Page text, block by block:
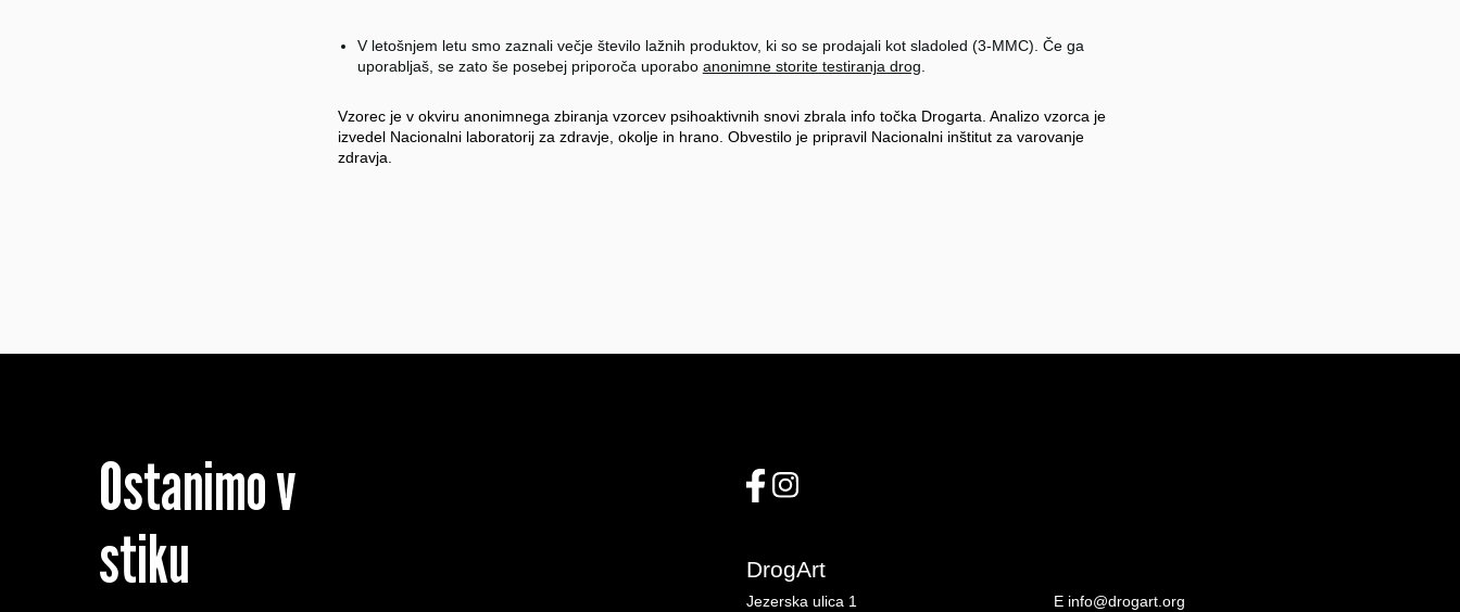
V letošnjem letu smo zaznali večje število lažnih produktov, ki so se prodajali kot sladoled (3-MMC). Če ga
uporabljaš, se zato še posebej priporoča uporabo anonimne storite testiranja drog.
Vzorec je v okviru anonimnega zbiranja vzorcev psihoaktivnih snovi zbrala info točka Drogarta. Analizo vzorca je
izvedel Nacionalni laboratorij za zdravje, okolje in hrano. Obvestilo je pripravil Nacionalni inštitut za varovanje
zdravja.
Ostanimo v
stiku
DrogArt
Jezerska ulica 1
E info@drogart.org